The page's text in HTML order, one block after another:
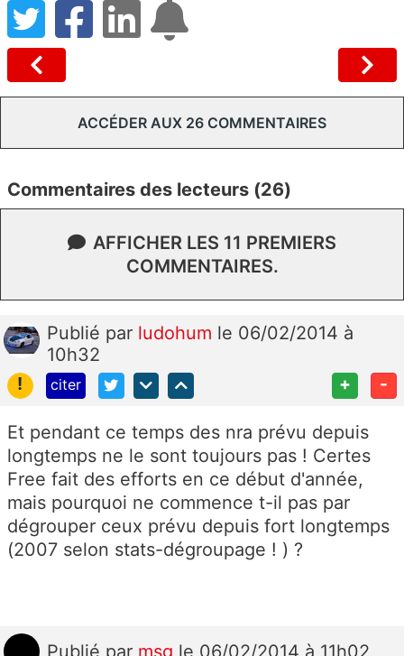
ACCÉDER AUX 26 COMMENTAIRES
Commentaires des lecteurs (26)
AFFICHER LES 11 PREMIERS
COMMENTAIRES.
Publié par ludohum le 06/02/2014 à
10h32
!
citer + -
Et pendant ce temps des nra prévu depuis
longtemps ne le sont toujours pas ! Certes
Free fait des efforts en ce début d'année,
mais pourquoi ne commence t-il pas par
dégrouper ceux prévu depuis fort longtemps
(2007 selon stats-dégroupage ! ) ?
Publié par msg le 06/02/2014 à 11h02